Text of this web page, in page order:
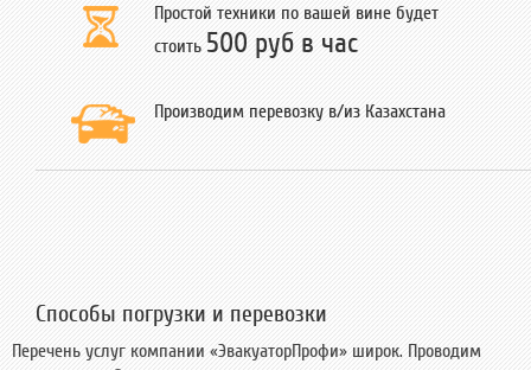
Простой техники по вашей вине будет
стоить 500 руб в час
Производим перевозку в/из Казахстана
Способы погрузки и перевозки
Перечень услуг компании «ЭвакуаторПрофи» широк. Проводим